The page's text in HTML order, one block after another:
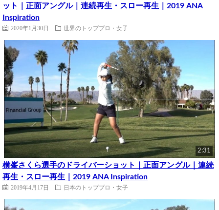
ット｜正面アングル｜連続再生・スロー再生｜2019 ANA
Inspiration
2020年1月30日 世界のトッププロ・女子
2:31
横峯さくら選手のドライバーショット｜正面アングル｜連続
再生・スロー再生｜2019 ANA Inspiration
2019年4月17日 日本のトッププロ・女子